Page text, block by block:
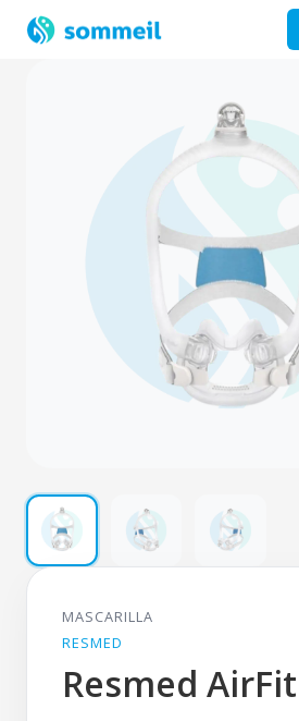
MASCARILLA
RESMED
Resmed AirFit